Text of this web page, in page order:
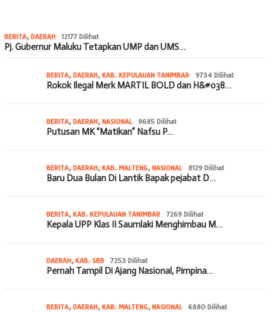
BERITA, DAERAH 12177 Dilihat
Pj. Gubernur Maluku Tetapkan UMP dan UMS…
BERITA, DAERAH, KAB. KEPULAUAN TANIMBAR 9734 Dilihat
Rokok Ilegal Merk MARTIL BOLD dan H&#038…
BERITA, DAERAH, NASIONAL 9685 Dilihat
Putusan MK “Matikan” Nafsu P…
BERITA, DAERAH, KAB. MALTENG, NASIONAL 8129 Dilihat
Baru Dua Bulan Di Lantik Bapak pejabat D…
BERITA, KAB. KEPULAUAN TANIMBAR 7269 Dilihat
Kepala UPP Klas II Saumlaki Menghimbau M…
DAERAH, KAB. SBB 7253 Dilihat
Pernah Tampil Di Ajang Nasional, Pimpina…
BERITA, DAERAH, KAB. MALTENG, NASIONAL 6880 Dilihat